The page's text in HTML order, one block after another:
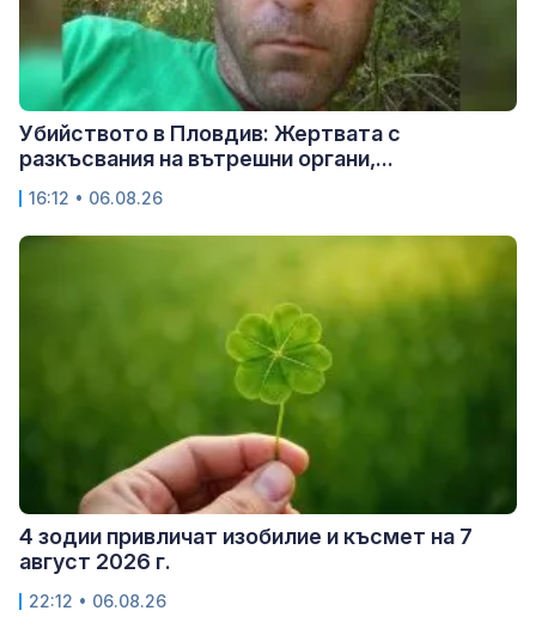
Убийството в Пловдив: Жертвата с
разкъсвания на вътрешни органи,...
16:12 • 06.08.26
4 зодии привличат изобилие и късмет на 7
август 2026 г.
22:12 • 06.08.26